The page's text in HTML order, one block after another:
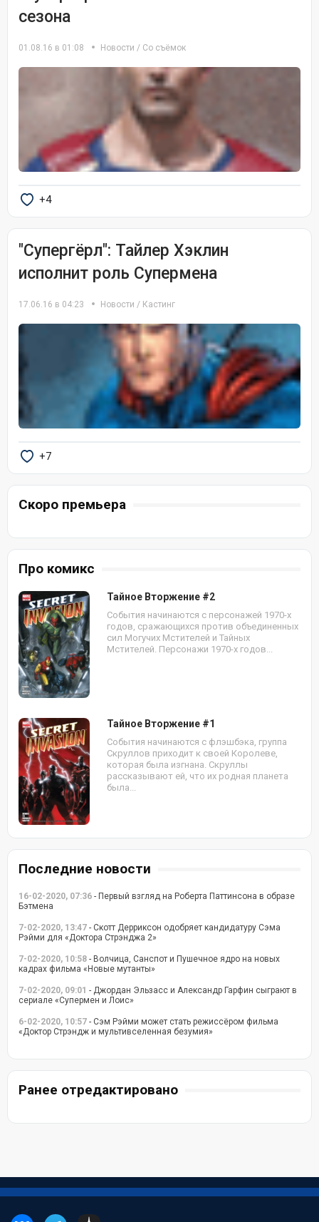
сезона
01.08.16 в 01:08 Новости / Со съёмок
+4
"Супергёрл": Тайлер Хэклин
исполнит роль Супермена
17.06.16 в 04:23 Новости / Кастинг
+7
Скоро премьера
Про комикс
Тайное Вторжение #2
События начинаются с персонажей 1970-х
годов, сражающихся против объединенных
сил Могучих Мстителей и Тайных
Мстителей. Персонажи 1970-х годов...
Тайное Вторжение #1
События начинаются с флэшбэка, группа
Скруллов приходит к своей Королеве,
которая была изгнана. Скруллы
рассказывают ей, что их родная планета
была...
Последние новости
16-02-2020, 07:36 - Первый взгляд на Роберта Паттинсона в образе
Бэтмена
7-02-2020, 13:47 - Скотт Дерриксон одобряет кандидатуру Сэма
Рэйми для «Доктора Стрэнджа 2»
7-02-2020, 10:58 - Волчица, Санспот и Пушечное ядро на новых
кадрах фильма «Новые мутанты»
7-02-2020, 09:01 - Джордан Эльзасс и Александр Гарфин сыграют в
сериале «Супермен и Лоис»
6-02-2020, 10:57 - Сэм Рэйми может стать режиссёром фильма
«Доктор Стрэндж и мультивселенная безумия»
Ранее отредактировано